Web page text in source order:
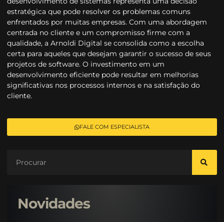
estratégica que pode resolver os problemas comuns
enfrentados por muitas empresas. Com uma abordagem
centrada no cliente e um compromisso firme com a
qualidade, a Arnoldi Digital se consolida como a escolha
certa para aqueles que desejam garantir o sucesso de seus
projetos de software. O investimento em um
desenvolvimento eficiente pode resultar em melhorias
significativas nos processos internos e na satisfação do
cliente.
FALE COM ESPECIALISTA
Novidades